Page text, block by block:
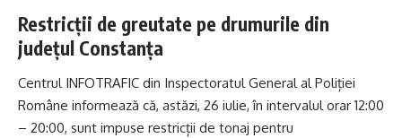
Restricții de greutate pe drumurile din
județul Constanța
Centrul INFOTRAFIC din Inspectoratul General al Poliției
Române informează că, astăzi, 26 iulie, în intervalul orar 12:00
– 20:00, sunt impuse restricții de tonaj pentru